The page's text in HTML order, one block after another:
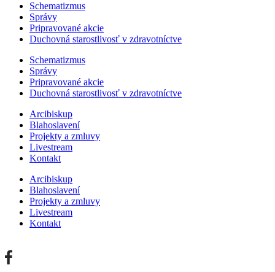
Schematizmus
Správy
Pripravované akcie
Duchovná starostlivosť v zdravotníctve
Schematizmus
Správy
Pripravované akcie
Duchovná starostlivosť v zdravotníctve
Arcibiskup
Blahoslavení
Projekty a zmluvy
Livestream
Kontakt
Arcibiskup
Blahoslavení
Projekty a zmluvy
Livestream
Kontakt